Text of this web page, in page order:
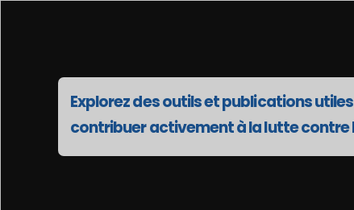
Explorez des outils et publications
contribuer activement à la lutte